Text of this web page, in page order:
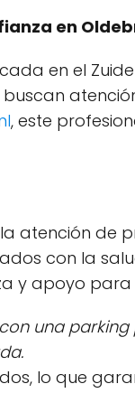
en
en el
, este
atención de
con la
apoyo
una
lo que